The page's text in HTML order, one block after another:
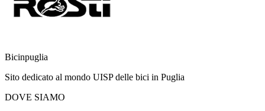
Bicinpuglia
Sito dedicato al mondo UISP delle bici in Puglia
DOVE SIAMO